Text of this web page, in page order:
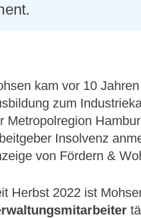
kam vor 10
zum
Metropolregion
Insolvenz
von Fördern &
Herbst 2022 ist